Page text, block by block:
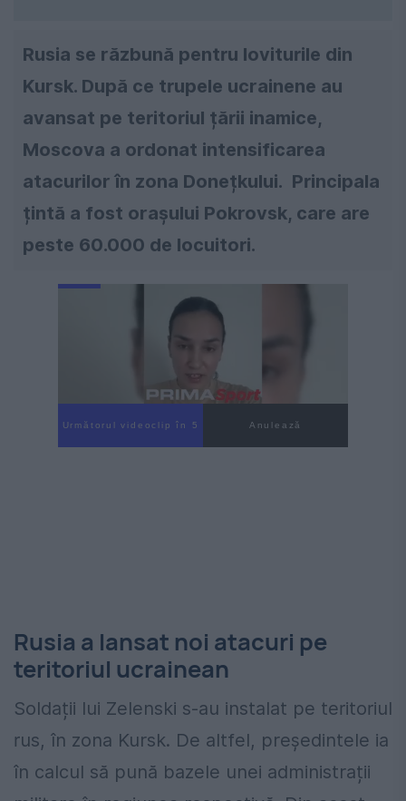
Rusia se răzbună pentru loviturile din
Kursk. După ce trupele ucrainene au
avansat pe teritoriul țării inamice,
Moscova a ordonat intensificarea
atacurilor în zona Donețkului. Principala
țintă a fost orașului Pokrovsk, care are
peste 60.000 de locuitori.
Următorul videoclip în 4 Anulează
Rusia a lansat noi atacuri pe
teritoriul ucrainean
Soldații lui Zelenski s-au instalat pe teritoriul
rus, în zona Kursk. De altfel, președintele ia
în calcul să pună bazele unei administrații